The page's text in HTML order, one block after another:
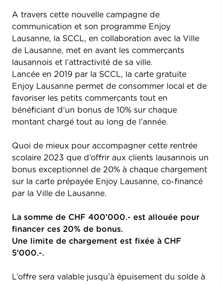
A travers cette nouvelle campagne de
communication et son programme Enjoy
Lausanne, la SCCL, en collaboration avec la Ville
de Lausanne, met en avant les commerçants
lausannois et l’attractivité de sa ville.
Lancée en 2019 par la SCCL, la carte gratuite
Enjoy Lausanne permet de consommer local et de
favoriser les petits commerçants tout en
bénéficiant d’un bonus de 10% sur chaque
montant chargé tout au long de l’année.
Quoi de mieux pour accompagner cette rentrée
scolaire 2023 que d’offrir aux clients lausannois un
bonus exceptionnel de 20% à chaque chargement
sur la carte prépayée Enjoy Lausanne, co-financé
par la Ville de Lausanne.
La somme de CHF 400'000.- est allouée pour
financer ces 20% de bonus.
Une limite de chargement est fixée à CHF
5'000.-.
L’offre sera valable jusqu’à épuisement du solde à